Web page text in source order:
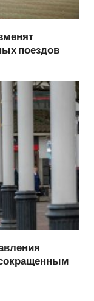
поездов
сокращенным